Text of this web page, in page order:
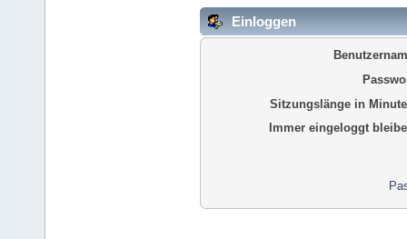
Einloggen
Sitzungslänge in
Immer eingeloggt